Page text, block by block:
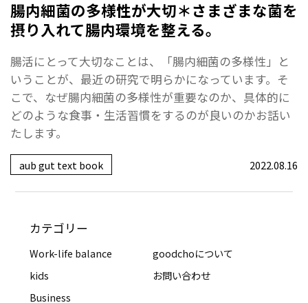
腸内細菌の多様性が大切＊さまざまな菌を
摂り入れて腸内環境を整える。
腸活にとって大切なことは、「腸内細菌の多様性」と
いうことが、最近の研究で明らかになっています。そ
こで、なぜ腸内細菌の多様性が重要なのか、具体的に
どのような食事・生活習慣をするのが良いのかお話い
たします。
aub gut text book 2022.08.16
カテゴリー
Work-life balance
goodchoについて
kids
お問い合わせ
Business